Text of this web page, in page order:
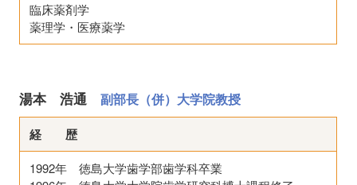
臨床薬剤学
薬理学・医療薬学
湯本 浩通副部長（併）大学院教授
経 歴
1992年 徳島大学歯学部歯学科卒業